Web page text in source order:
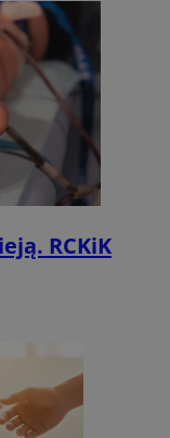
RCKiK